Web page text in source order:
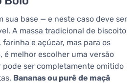
sua base — e neste caso deve ser
A massa tradicional de biscoito
e açúcar, mas para os
é melhor escolher uma versão
pode ser completamente omitido
Bananas ou purê de maçã